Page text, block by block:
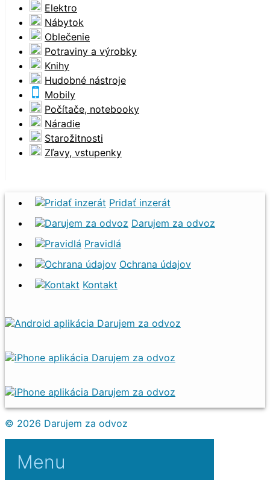
Elektro
Nábytok
Oblečenie
Potraviny a výrobky
Knihy
Hudobné nástroje
Mobily
Počítače, notebooky
Náradie
Starožitnosti
Zľavy, vstupenky
Pridať inzerát
Darujem za odvoz
Pravidlá
Ochrana údajov
Kontakt
© 2026 Darujem za odvoz
Menu